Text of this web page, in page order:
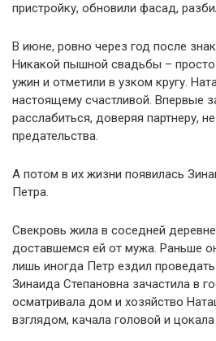
пристройку, обновили фасад,
В июне, ровно через год после
Никакой пышной свадьбы – просто
ужин и отметили в узком кругу.
настоящему счастливой. Впервые
расслабиться, доверяя партнеру,
предательства.
А потом в их жизни появилась
Петра.
Свекровь жила в соседней
доставшемся ей от мужа. Раньше
лишь иногда Петр ездил
Зинаида Степановна зачастила в
осматривала дом и хозяйство
взглядом, качала головой и